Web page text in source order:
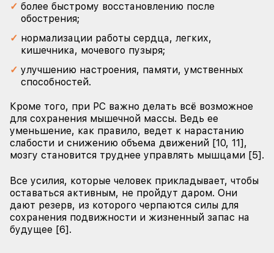
более быстрому восстановлению после
обострения;
нормализации работы сердца, легких,
кишечника, мочевого пузыря;
улучшению настроения, памяти, умственных
способностей.
Кроме того, при РС важно делать всё возможное
для сохранения мышечной массы. Ведь ее
уменьшение, как правило, ведет к нарастанию
слабости и снижению объема движений [10, 11],
мозгу становится труднее управлять мышцами [5].
Все усилия, которые человек прикладывает, чтобы
оставаться активным, не пройдут даром. Они
дают резерв, из которого черпаются силы для
сохранения подвижности и жизненный запас на
будущее [6].